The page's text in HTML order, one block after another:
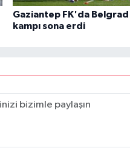
Gaziantep FK'da Belgrad
kampı sona erdi